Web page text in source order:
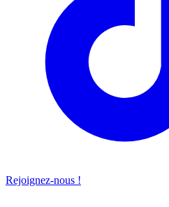
Rejoignez-nous !